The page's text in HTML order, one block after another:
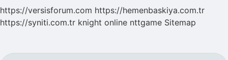
https://versisforum.com https://hemenbaskiya.com.tr
https://syniti.com.tr knight online nttgame Sitemap